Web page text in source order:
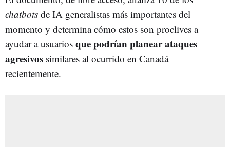
chatbots de IA generalistas más importantes del
momento y determina cómo estos son proclives a
ayudar a usuarios que podrían planear ataques
agresivos similares al ocurrido en Canadá
recientemente.